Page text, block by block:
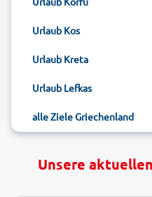
Urlaub Kos
Urlaub Kreta
Urlaub Lefkas
alle Ziele Griechenland
Unsere